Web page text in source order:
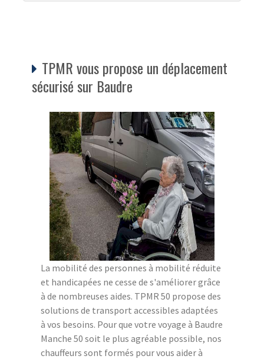
TPMR vous propose un déplacement
sécurisé sur Baudre
La mobilité des personnes à mobilité réduite
et handicapées ne cesse de s'améliorer grâce
à de nombreuses aides. TPMR 50 propose des
solutions de transport accessibles adaptées
à vos besoins. Pour que votre voyage à Baudre
Manche 50 soit le plus agréable possible, nos
chauffeurs sont formés pour vous aider à